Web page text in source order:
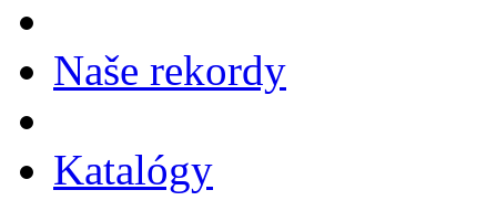
Naše rekordy
Katalógy